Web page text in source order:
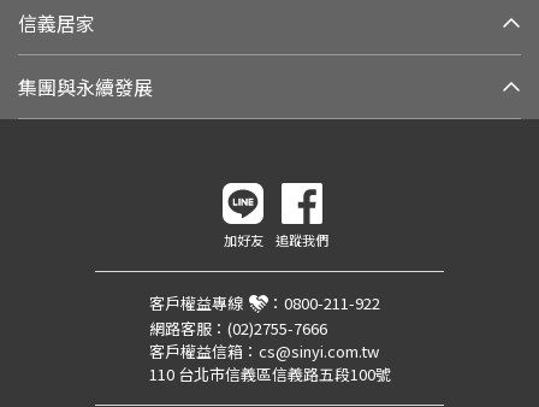
信義居家
集團與永續發展
加好友 追蹤我們
客戶權益專線 ： 0800-211-922
網路客服： (02)2755-7666
客戶權益信箱： cs@sinyi.com.tw
110 台北市信義區信義路五段100號